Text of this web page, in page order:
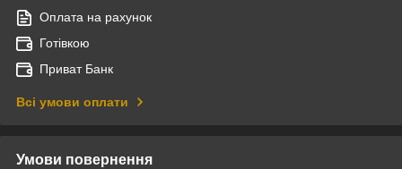
Оплата на рахунок
Готівкою
Приват Банк
Всі умови оплати
Умови повернення